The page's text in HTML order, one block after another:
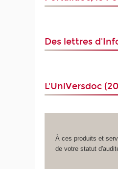
Des lettres
L'UniVersdoc
À ces produits et
de votre statut